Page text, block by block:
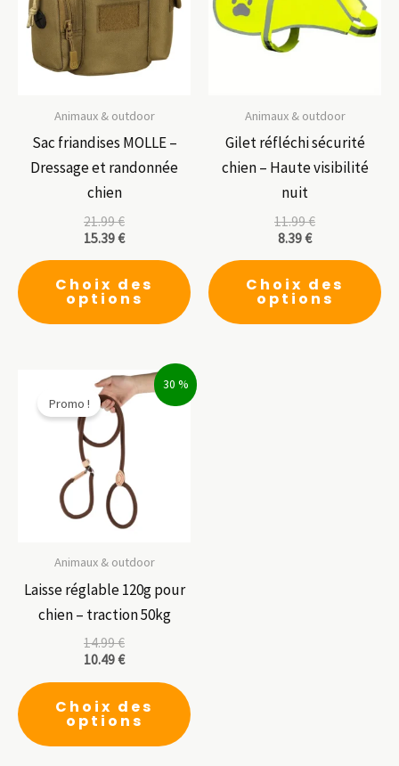
Animaux & outdoor
Sac friandises MOLLE –
Dressage et randonnée
chien
21.99€
15.39€
Choix des
options
produit
variations.
Les
Animaux & outdoor
Gilet réfléchi sécurité
chien – Haute visibilité
nuit
11.99€
8.39€
Choix des
options
30 %
Promo !
Animaux & outdoor
Laisse réglable 120g pour
chien – traction 50kg
14.99€
10.49€
Choix des
options
produit